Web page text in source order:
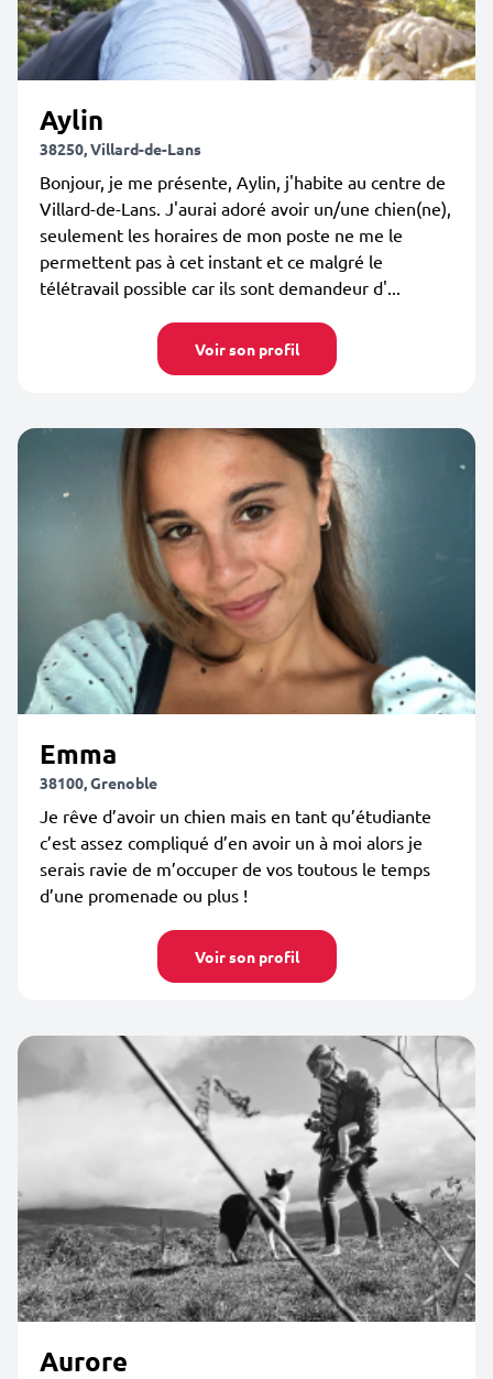
Aylin
38250, Villard-de-Lans
Bonjour, je me présente, Aylin, j'habite au centre de
Villard-de-Lans. J'aurai adoré avoir un/une chien(ne),
seulement les horaires de mon poste ne me le
permettent pas à cet instant et ce malgré le
télétravail possible car ils sont demandeur d'...
Voir son profil
Emma
38100, Grenoble
Je rêve d’avoir un chien mais en tant qu’étudiante
c’est assez compliqué d’en avoir un à moi alors je
serais ravie de m’occuper de vos toutous le temps
d’une promenade ou plus !
Voir son profil
Aurore